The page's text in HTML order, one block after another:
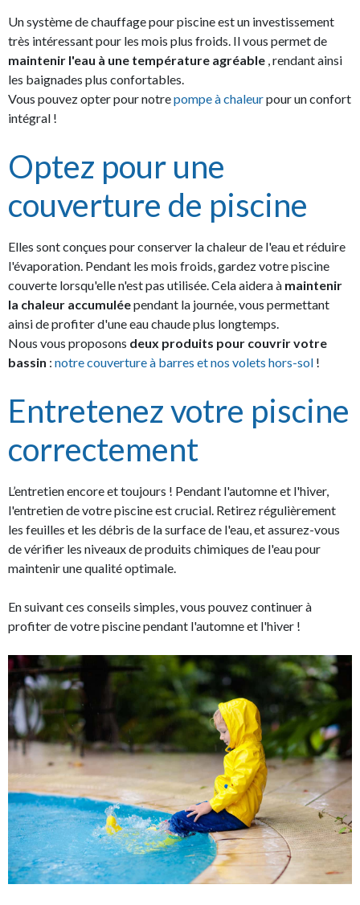
Un système de chauffage pour piscine est un investissement
très intéressant pour les mois plus froids. Il vous permet de
maintenir l'eau à une température agréable , rendant ainsi
les baignades plus confortables.
Vous pouvez opter pour notrepompe à chaleurpour un confort
intégral !
Optez pour une
couverture de piscine
Elles sont conçues pour conserver la chaleur de l'eau et réduire
l'évaporation. Pendant les mois froids, gardez votre piscine
couverte lorsqu'elle n'est pas utilisée. Cela aidera à maintenir
la chaleur accumuléependant la journée, vous permettant
ainsi de profiter d'une eau chaude plus longtemps.
Nous vous proposons deux produits pour couvrir votre
bassin : notre couverture à barres et nos volets hors-sol !
Entretenez votre piscine
correctement
L’entretien encore et toujours ! Pendant l'automne et l'hiver,
l'entretien de votre piscine est crucial. Retirez régulièrement
les feuilles et les débris de la surface de l'eau, et assurez-vous
de vérifier les niveaux de produits chimiques de l'eau pour
maintenir une qualité optimale.
En suivant ces conseils simples, vous pouvez continuer à
profiter de votre piscine pendant l'automne et l'hiver !